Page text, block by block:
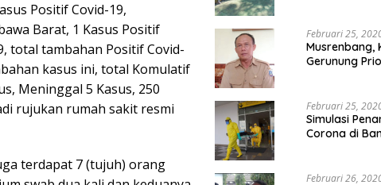
Positif Covid-19,
Barat, 1 Kasus Positif
total tambahan Positif Covid-
kasus ini, total Komulatif
Meninggal 5 Kasus, 250
rujukan rumah sakit resmi
terdapat 7 (tujuh) orang
Februari 25,
Musrenbang,
Gerunung
Februari 25,
Simulasi
Corona di
Februari 26,